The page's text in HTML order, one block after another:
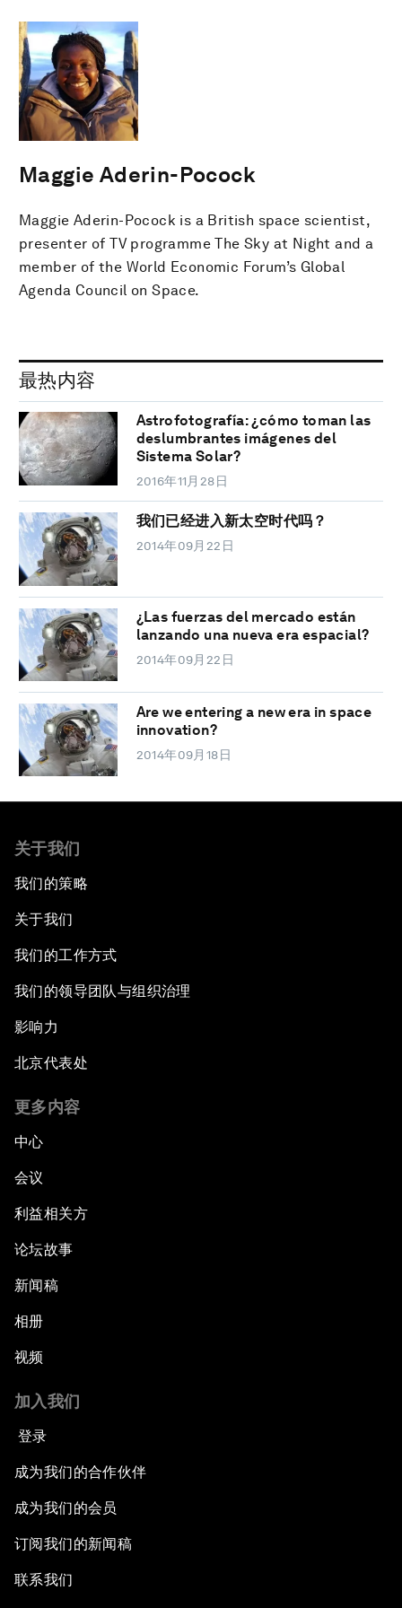
Maggie Aderin-Pocock
Maggie Aderin-Pocock is a British space scientist,
presenter of TV programme The Sky at Night and a
member of the World Economic Forum’s Global
Agenda Council on Space.
最热内容
Astrofotografía: ¿cómo toman las
deslumbrantes imágenes del
Sistema Solar?
2016年11月28日
我们已经进入新太空时代吗？
2014年09月22日
¿Las fuerzas del mercado están
lanzando una nueva era espacial?
2014年09月22日
Are we entering a new era in space
innovation?
2014年09月18日
关于我们
我们的策略
关于我们
我们的工作方式
我们的领导团队与组织治理
影响力
北京代表处
更多内容
中心
会议
利益相关方
论坛故事
新闻稿
相册
视频
加入我们
登录
成为我们的合作伙伴
成为我们的会员
订阅我们的新闻稿
联系我们